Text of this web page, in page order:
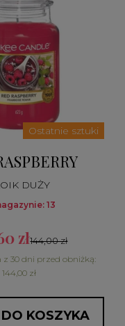
Ostatnie sztuki
DUŻY
13
zł144,00 zł
z 30 dni przed obniżką:
144,00 zł
KOSZYKA